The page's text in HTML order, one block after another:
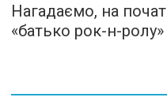
Нагадаємо, на
«батько рок-н-ролу»